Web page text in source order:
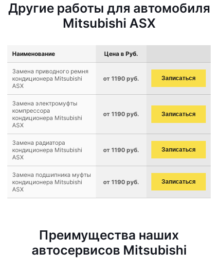
Другие работы для автомобиля
Mitsubishi ASX
Наименование Цена в Руб.
Замена приводного ремня
кондиционера Mitsubishi
ASX
от 1190 руб. Записаться
Замена электромуфты
компрессора
кондиционера Mitsubishi
ASX
от 1190 руб. Записаться
Замена радиатора
кондиционера Mitsubishi
ASX
от 1190 руб. Записаться
Замена подшипника муфты
кондиционера Mitsubishi
ASX
от 1190 руб. Записаться
Преимущества наших
автосервисов Mitsubishi